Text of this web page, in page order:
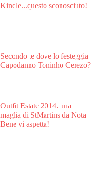
Kindle...questo sconosciuto!
Secondo te dove lo festeggia
Capodanno Toninho Cerezo?
Outfit Estate 2014: una
maglia di StMartins da Nota
Bene vi aspetta!